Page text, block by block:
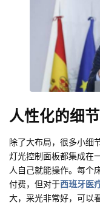
人性化的细
除了大布局，很多小细
灯光控制面板都集成在
人自己就能操作。每个
付费，但对于西班牙医
大，采光非常好，可以